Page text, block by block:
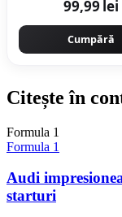
99,99 lei
Cumpără
Citește în
Formula 1
Formula 1
Audi
starturi